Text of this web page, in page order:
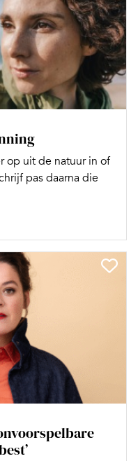
op uit de natuur in of
pas daarna die